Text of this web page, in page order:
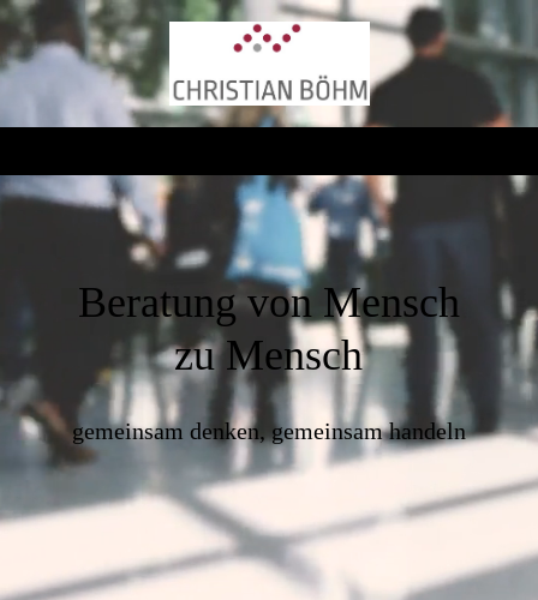
Beratung von Mensch
zu Mensch
gemeinsam denken, gemeinsam handeln